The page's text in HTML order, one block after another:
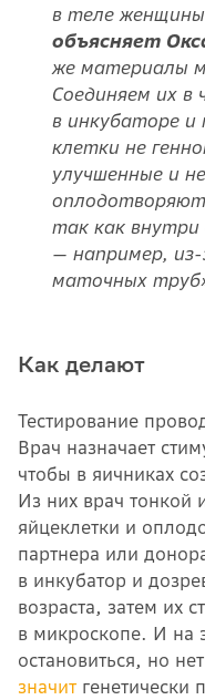
в теле
объясняет
же материалы
Соединяем их
в инкубаторе
клетки не
улучшенные и
так как
— например,
маточных
Как делают
Тестирование
Врач назначает
чтобы в яичниках
Из них врач тонкой
яйцеклетки и
партнера или
в инкубатор и
возраста, затем их
в микроскопе. И
остановиться, но
значит